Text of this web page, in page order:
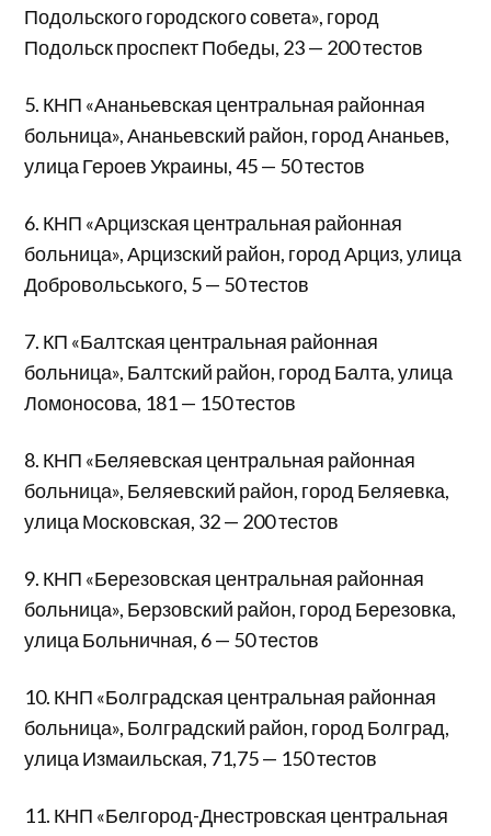
Подольского городского совета», город
Подольск проспект Победы, 23 — 200 тестов
5. КНП «Ананьевская центральная районная
больница», Ананьевский район, город Ананьев,
улица Героев Украины, 45 — 50 тестов
6. КНП «Арцизская центральная районная
больница», Арцизский район, город Арциз, улица
Добровольського, 5 — 50 тестов
7. КП «Балтская центральная районная
больница», Балтский район, город Балта, улица
Ломоносова, 181 — 150 тестов
8. КНП «Беляевская центральная районная
больница», Беляевский район, город Беляевка,
улица Московская, 32 — 200 тестов
9. КНП «Березовская центральная районная
больница», Берзовский район, город Березовка,
улица Больничная, 6 — 50 тестов
10. КНП «Болградская центральная районная
больница», Болградский район, город Болград,
улица Измаильская, 71,75 — 150 тестов
11. КНП «Белгород-Днестровская центральная